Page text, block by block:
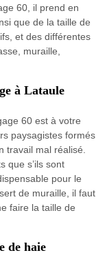
60, il prend en
que de la taille de
et des différentes
muraille,
à Lataule
60 est à votre
paysagistes formés
travail mal réalisé.
que s’ils sont
pour le
de muraille, il faut
faire la taille de
de haie